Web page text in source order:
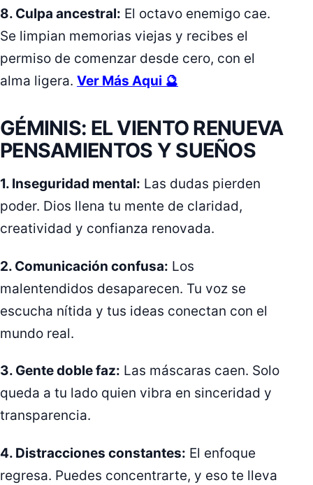
8. Culpa ancestral: El octavo enemigo cae.
Se limpian memorias viejas y recibes el
permiso de comenzar desde cero, con el
alma ligera. Ver Más Aqui 🔮
GÉMINIS: EL VIENTO RENUEVA
PENSAMIENTOS Y SUEÑOS
1. Inseguridad mental: Las dudas pierden
poder. Dios llena tu mente de claridad,
creatividad y confianza renovada.
2. Comunicación confusa: Los
malentendidos desaparecen. Tu voz se
escucha nítida y tus ideas conectan con el
mundo real.
3. Gente doble faz: Las máscaras caen. Solo
queda a tu lado quien vibra en sinceridad y
transparencia.
4. Distracciones constantes: El enfoque
regresa. Puedes concentrarte, y eso te lleva